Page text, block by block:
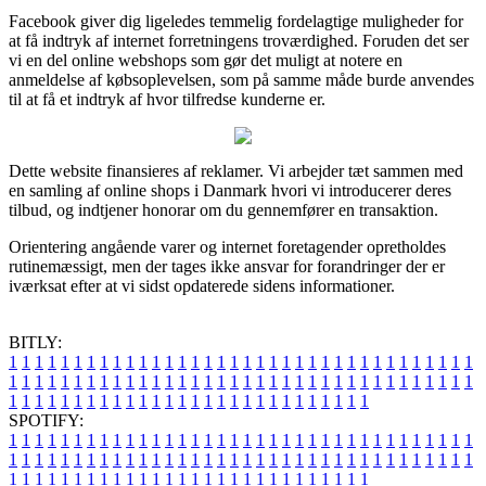
Facebook giver dig ligeledes temmelig fordelagtige muligheder for
at få indtryk af internet forretningens troværdighed. Foruden det ser
vi en del online webshops som gør det muligt at notere en
anmeldelse af købsoplevelsen, som på samme måde burde anvendes
til at få et indtryk af hvor tilfredse kunderne er.
Dette website finansieres af reklamer. Vi arbejder tæt sammen med
en samling af online shops i Danmark hvori vi introducerer deres
tilbud, og indtjener honorar om du gennemfører en transaktion.
Orientering angående varer og internet foretagender opretholdes
rutinemæssigt, men der tages ikke ansvar for forandringer der er
iværksat efter at vi sidst opdaterede sidens informationer.
BITLY:
1 1 1 1 1 1 1 1 1 1 1 1 1 1 1 1 1 1 1 1 1 1 1 1 1 1 1 1 1 1 1 1 1 1 1 1
1 1 1 1 1 1 1 1 1 1 1 1 1 1 1 1 1 1 1 1 1 1 1 1 1 1 1 1 1 1 1 1 1 1 1 1
1 1 1 1 1 1 1 1 1 1 1 1 1 1 1 1 1 1 1 1 1 1 1 1 1 1 1 1
SPOTIFY:
1 1 1 1 1 1 1 1 1 1 1 1 1 1 1 1 1 1 1 1 1 1 1 1 1 1 1 1 1 1 1 1 1 1 1 1
1 1 1 1 1 1 1 1 1 1 1 1 1 1 1 1 1 1 1 1 1 1 1 1 1 1 1 1 1 1 1 1 1 1 1 1
1 1 1 1 1 1 1 1 1 1 1 1 1 1 1 1 1 1 1 1 1 1 1 1 1 1 1 1